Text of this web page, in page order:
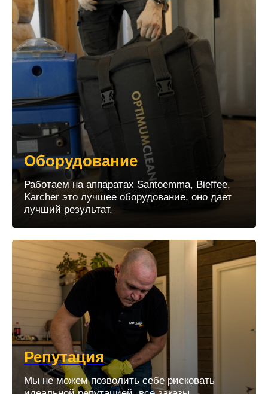
Оборудование
Работаем на аппаратах Santoemma, Bieffee,
Karcher это лучшее оборудование, оно дает
лучший результат.
Репутация
Мы не можем позволить себе рисковать